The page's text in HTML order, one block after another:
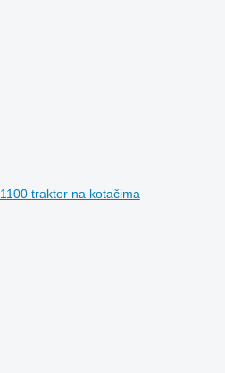
traktor na kotačima